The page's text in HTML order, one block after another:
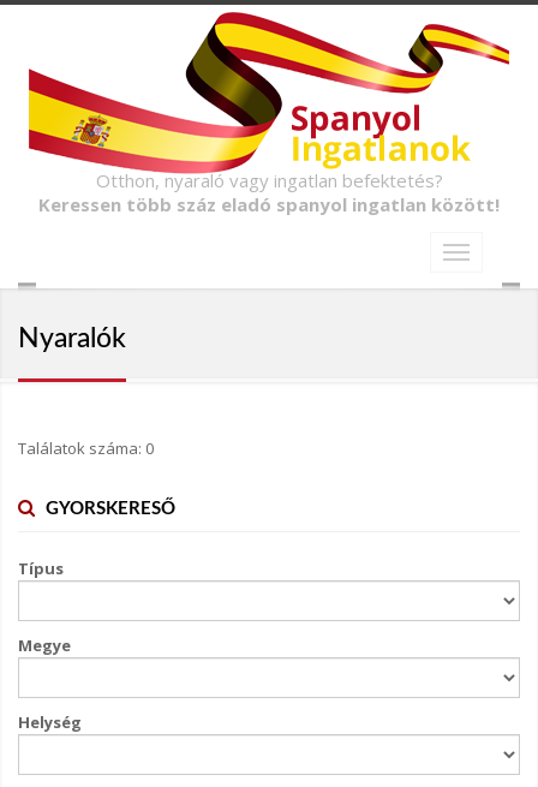
Otthon, nyaraló vagy ingatlan befektetés?
Keressen több száz eladó spanyol ingatlan között!
Nyaralók
Találatok száma: 0
GYORSKERESŐ
Típus
Megye
Helység